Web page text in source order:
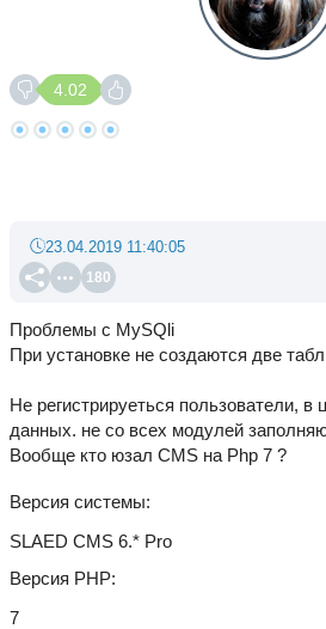
4.02
180
23.04.2019 11:40:05
Проблемы с MySQli
При установке не создаются две
Не регистрируеться пользователи,
данных. не со всех модулей
Вообще кто юзал CMS на Php 7 ?
Версия системы
SLAED CMS 6.* Pro
Версия PHP
7